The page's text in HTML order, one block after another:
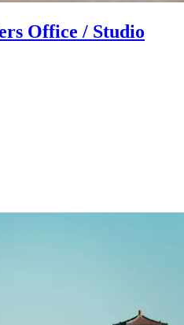
Office / Studio